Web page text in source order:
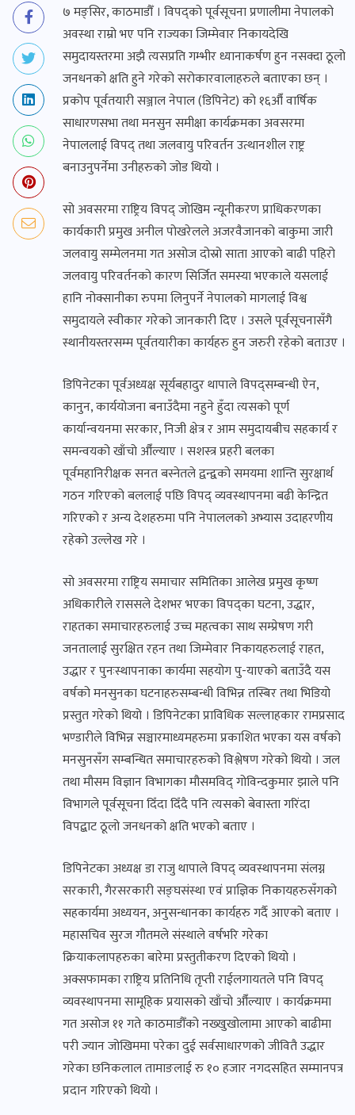
७ मङ्सिर, काठमाडौँ । विपद्को पूर्वसूचना प्रणालीमा नेपालको
अवस्था राम्रो भए पनि राज्यका जिम्मेवार निकायदेखि
समुदायस्तरमा अझै त्यसप्रति गम्भीर ध्यानाकर्षण हुन नसक्दा ठूलो
जनधनको क्षति हुने गरेको सरोकारवालाहरुले बताएका छन् ।
प्रकोप पूर्वतयारी सञ्जाल नेपाल (डिपिनेट) को १६औँ वार्षिक
साधारणसभा तथा मनसुन समीक्षा कार्यक्रमका अवसरमा
नेपाललाई विपद् तथा जलवायु परिवर्तन उत्थानशील राष्ट्र
बनाउनुपर्नेमा उनीहरुको जोड थियो ।
सो अवसरमा राष्ट्रिय विपद् जोखिम न्यूनीकरण प्राधिकरणका
कार्यकारी प्रमुख अनील पोखरेलले अजरवैजानको बाकुमा जारी
जलवायु सम्मेलनमा गत असोज दोस्रो साता आएको बाढी पहिरो
जलवायु परिवर्तनको कारण सिर्जित समस्या भएकाले यसलाई
हानि नोक्सानीका रुपमा लिनुपर्ने नेपालको मागलाई विश्व
समुदायले स्वीकार गरेको जानकारी दिए । उसले पूर्वसूचनासँगै
स्थानीयस्तरसम्म पूर्वतयारीका कार्यहरु हुन जरुरी रहेको बताउए ।
डिपिनेटका पूर्वअध्यक्ष सूर्यबहादुर थापाले विपद्सम्बन्धी ऐन,
कानुन, कार्ययोजना बनाउँदैमा नहुने हुँदा त्यसको पूर्ण
कार्यान्वयनमा सरकार, निजी क्षेत्र र आम समुदायबीच सहकार्य र
समन्वयको खाँचो औँल्याए । सशस्त्र प्रहरी बलका
पूर्वमहानिरीक्षक सनत बस्नेतले द्वन्द्वको समयमा शान्ति सुरक्षार्थ
गठन गरिएको बललाई पछि विपद् व्यवस्थापनमा बढी केन्द्रित
गरिएको र अन्य देशहरुमा पनि नेपाललको अभ्यास उदाहरणीय
रहेको उल्लेख गरे ।
सो अवसरमा राष्ट्रिय समाचार समितिका आलेख प्रमुख कृष्ण
अधिकारीले राससले देशभर भएका विपद्का घटना, उद्धार,
राहतका समाचारहरुलाई उच्च महत्वका साथ सम्प्रेषण गरी
जनतालाई सुरक्षित रहन तथा जिम्मेवार निकायहरुलाई राहत,
उद्धार र पुनःस्थापनाका कार्यमा सहयोग पु-याएको बताउँदै यस
वर्षको मनसुनका घटनाहरुसम्बन्धी विभिन्न तस्बिर तथा भिडियो
प्रस्तुत गरेको थियो । डिपिनेटका प्राविधिक सल्लाहकार रामप्रसाद
भण्डारीले विभिन्न सञ्चारमाध्यमहरुमा प्रकाशित भएका यस वर्षको
मनसुनसँग सम्बन्धित समाचारहरुको विश्लेषण गरेको थियो । जल
तथा मौसम विज्ञान विभागका मौसमविद् गोविन्दकुमार झाले पनि
विभागले पूर्वसूचना दिँदा दिँदै पनि त्यसको बेवास्ता गरिंदा
विपद्बाट ठूलो जनधनको क्षति भएको बताए ।
डिपिनेटका अध्यक्ष डा राजु थापाले विपद् व्यवस्थापनमा संलग्न
सरकारी, गैरसरकारी सङ्घसंस्था एवं प्राज्ञिक निकायहरुसँगको
सहकार्यमा अध्ययन, अनुसन्धानका कार्यहरु गर्दै आएको बताए ।
महासचिव सुरज गौतमले संस्थाले वर्षभरि गरेका
क्रियाकलापहरुका बारेमा प्रस्तुतीकरण दिएको थियो ।
अक्सफामका राष्ट्रिय प्रतिनिधि तृप्ती राईलगायतले पनि विपद्
व्यवस्थापनमा सामूहिक प्रयासको खाँचो औँल्याए । कार्यक्रममा
गत असोज ११ गते काठमाडौँको नख्खुखोलामा आएको बाढीमा
परी ज्यान जोखिममा परेका दुई सर्वसाधारणको जीवितै उद्धार
गरेका छनिकलाल तामाङलाई रु १० हजार नगदसहित सम्मानपत्र
प्रदान गरिएको थियो ।